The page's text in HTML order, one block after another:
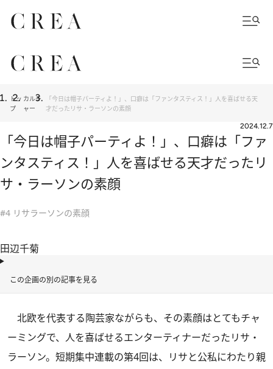
トッ
プ
カルチ
ャー
「今日は帽子パーティよ！」、口癖は「ファンタスティス！」人を喜ばせる天
才だったリサ・ラーソンの素顔
2024.12.7
「今日は帽子パーティよ！」、口癖は「ファ
ンタスティス！」人を喜ばせる天才だったリ
サ・ラーソンの素顔
#4 リサラーソンの素顔
田辺千菊
この企画の別の記事を見る
北欧を代表する陶芸家ながらも、その素顔はとてもチャ
ーミングで、人を喜ばせるエンターティナーだったリサ・
ラーソン。短期集中連載の第4回は、リサと公私にわたり親